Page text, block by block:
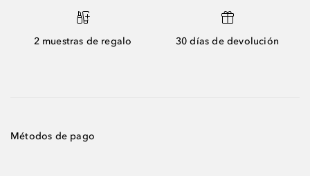
2 muestras de regalo 30 días de devolución
Métodos de pago